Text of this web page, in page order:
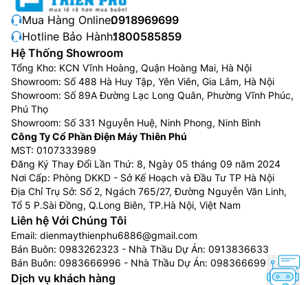
điều hành Samsung Tizen OS cho phép bạn tận dụng
các tính năng sáng tạo mới nhất của Samsung – bao
gồm truy cập nhanh nội dung yêu thích, quản lý AI tiện
lợi và bảo mật tuyệt đối với Samsung Knox Security.
Thêm vào đó, One UI Tizen còn được hỗ trợ nâng cấp
hệ điều hành trong 7 năm tới, để bạn luôn được trải
nghiệm các ứng dụng và dịch vụ mới nhất.
Mua Hàng Online:0918969699
Hotline Bảo Hành:1800585859
Hệ Thống Showroom
Tổng Kho: KCN Vĩnh Hoàng, Quận Hoàng Mai, Hà Nội
Showroom: Số 488 Hà Huy Tập, Yên Viên, Gia Lâm, Hà Nội
Showroom: Số 89A Đường Lạc Long Quân, Phường Vĩnh Phúc,
Phú Thọ
Showroom: Số 331 Nguyễn Huệ, Ninh Phong, Ninh Bình
Công Ty Cổ Phần Điện Máy Thiên Phú
MST: 0107333989
Đăng Ký Thay Đổi Lần Thứ: 8, Ngày 05 tháng 09 năm 2024
Nơi Cấp: Phòng DKKD - Sở Kế Hoạch và Đầu Tư TP Hà Nội
Địa Chỉ Trụ Sở: Số 2, Ngách 765/27, Đường Nguyễn Văn Linh,
Tổ 5 P.Sài Đồng, Q.Long Biên, TP.Hà Nội, Việt Nam
Liên hệ Với Chúng Tôi
Email: dienmaythienphu6886@gmail.com
Bán Buôn: 0983262323 - Nhà Thầu Dự Án: 0913836633
Bán Buôn: 0983666996 - Nhà Thầu Dự Án: 0983666996
Dịch vụ khách hàng